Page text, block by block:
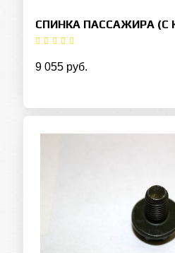
СПИНКА ПАССАЖИРА (С
9 055 руб.